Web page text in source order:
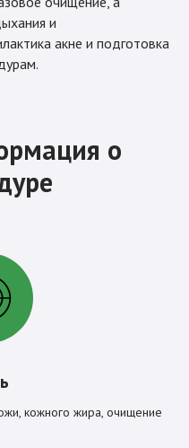
и
акне и подготовка
о
кожного жира, очищение